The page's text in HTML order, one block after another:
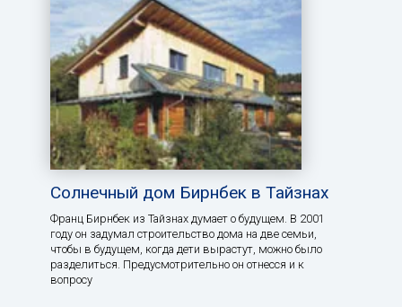
Солнечный дом Бирнбек в Тайзнах
Франц Бирнбек из Тайзнах думает о будущем. В 2001
году он задумал строительство дома на две семьи,
чтобы в будущем, когда дети вырастут, можно было
разделиться. Предусмотрительно он отнесся и к
вопросу